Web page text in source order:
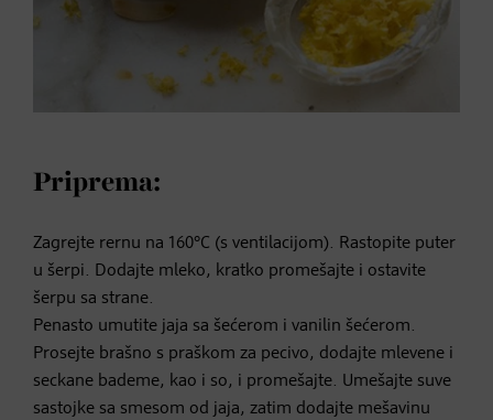
Priprema:
Zagrejte rernu na 160°C (s ventilacijom). Rastopite puter
u šerpi. Dodajte mleko, kratko promešajte i ostavite
šerpu sa strane.
Penasto umutite jaja sa šećerom i vanilin šećerom.
Prosejte brašno s praškom za pecivo, dodajte mlevene i
seckane bademe, kao i so, i promešajte. Umešajte suve
sastojke sa smesom od jaja, zatim dodajte mešavinu